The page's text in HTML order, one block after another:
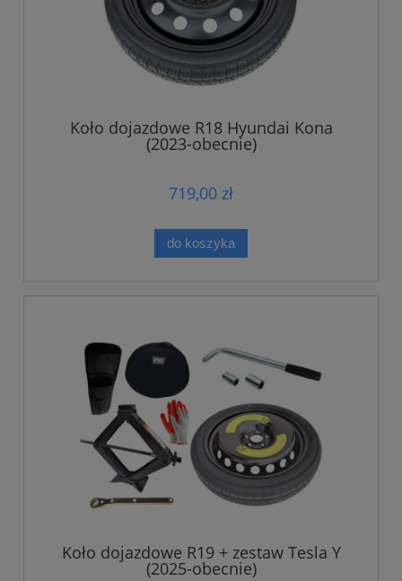
Koło dojazdowe R18 Hyundai Kona
(2023-obecnie)
719,00 zł
do koszyka
Koło dojazdowe R19 + zestaw Tesla Y
(2025-obecnie)